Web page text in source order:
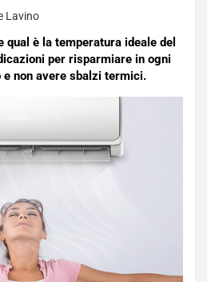
Lavino
è la temperatura ideale del
per risparmiare in ogni
e non avere sbalzi termici.